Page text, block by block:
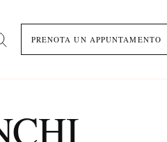
PRENOTA UN APPUNTAMENTO